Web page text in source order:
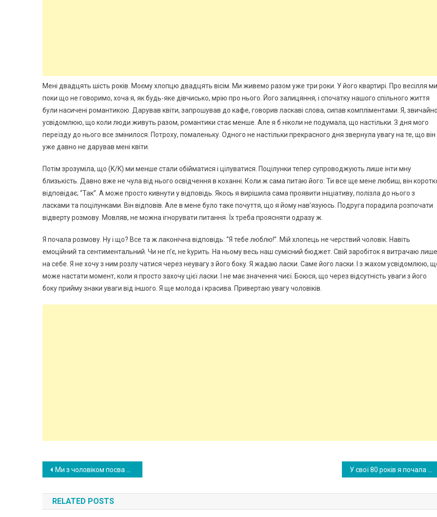
Мені двадцять шість років. Моєму хлопцю двадцять вісім. Ми живемо разом уже три роки. У його квартирі. Про весілля ми
поки що не говоримо, хоча я, як будь-яке дівчисько, мрію про нього. Його залицяння, і спочатку нашого спільного життя
були насичені романтикою. Дарував квіти, запрошував до кафе, говорив ласкаві слова, сипав компліментами. Я,
усвідомлюю, що коли люди живуть разом, романтики стає менше. Але я б ніколи не подумала, що настільки. З дня мого
переїзду до нього все змінилося. Потроху, помаленьку. Одного не настільки прекрасного дня звернула увагу на те, що він
уже давно не дарував мені квіти.
Потім зрозуміла, що (K/K) ми менше стали обійматися і цілуватися. Поцілунки тепер супроводжують лише інти мну
близькість. Давно вже не чула від нього освідчення в коханні. Коли ж сама питаю його: Ти все ще мене любиш, він
відповідає; “Так”. А може просто кивнути у відповідь. Якось я вирішила сама проявити ініціативу, полізла до нього з
ласками та поцілунками. Він відповів. Але в мене було таке почуття, що я йому нав’язуюсь. Подруга порадила розпочати
відверту розмову. Мовляв, не можна ігнорувати питання. Їх треба проясняти одразу ж.
Я почала розмову. Ну і що? Все та ж лаконічна відповідь: “Я тебе люблю!”. Мій хлопець не черствий чоловік. Навіть
емоційний та сентиментальний. Чи не n’є, не kурить. На ньому весь наш сумісний бюджет. Свій заробіток я витрачаю лише
на себе. Я не хочу з ним розлу чатися через неувагу з його боку. Я жадаю ласки. Саме його ласки. І з жахом усвідомлюю,
може настати момент, коли я просто захочу цієї ласки. І не має значення чиєї. Боюся, що через відсутність уваги з його
боку прийму знаки уваги від іншого. Я ще молода і красива. Привертаю увагу чоловіків.
Post
navigation
Ми з чоловіком посва рилися через його родичів. Я категорично проти того, щоб вони залишалися у нас на ночівлю. Ось що я побачила вранці, коли вони ночували в нас.
RELATED POSTS